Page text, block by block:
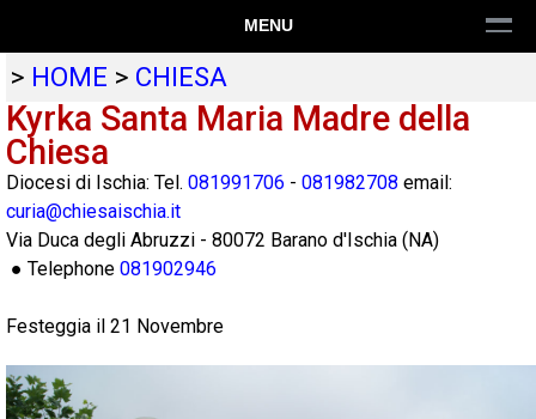
MENU
> HOME > CHIESA
Kyrka Santa Maria Madre della
Chiesa
Diocesi di Ischia: Tel. 081991706 - 081982708 email:
curia@chiesaischia.it
Via Duca degli Abruzzi - 80072 Barano d'Ischia (NA)
● Telephone 081902946
Festeggia il 21 Novembre